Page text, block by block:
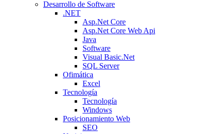
Desarrollo de Software
.NET
Asp.Net Core
Asp.Net Core Web Api
Java
Software
Visual Basic.Net
SQL Server
Ofimática
Excel
Tecnología
Tecnología
Windows
Posicionamiento Web
SEO